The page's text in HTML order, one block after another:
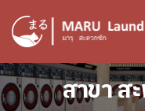
ข้ามไปยังเนื้อหาหลัก
สาขา ส